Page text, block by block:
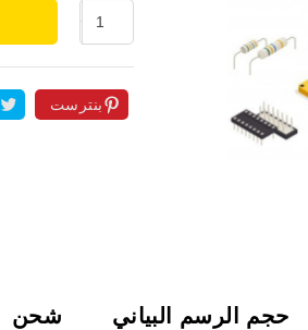
بنترست
شحن حجم الرسم البياني